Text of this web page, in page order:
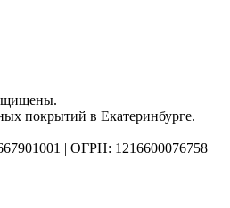
покрытий в Екатеринбурге.
| ОГРН: 1216600076758